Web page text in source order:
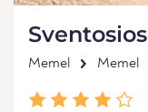
Sventosios
Memel Memel